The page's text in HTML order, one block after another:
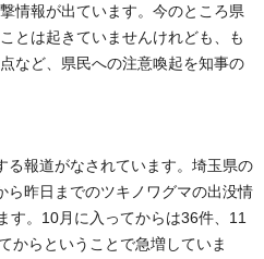
情報が出ています。今のところ県
とは起きていませんけれども、も
など、県民への注意喚起を知事の
る報道がなされています。埼玉県の
ら昨日までのツキノワグマの出没情
す。10月に入ってからは36件、11
からということで急増していま